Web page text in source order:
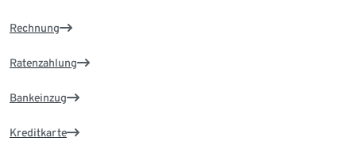
Rechnung
Ratenzahlung
Bankeinzug
Kreditkarte